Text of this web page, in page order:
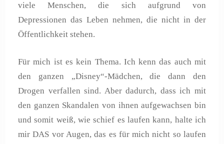
viele Menschen, die sich aufgrund von
Depressionen das Leben nehmen, die nicht in der
Öffentlichkeit stehen.
Für mich ist es kein Thema. Ich kenn das auch mit
den ganzen „Disney“-Mädchen, die dann den
Drogen verfallen sind. Aber dadurch, dass ich mit
den ganzen Skandalen von ihnen aufgewachsen bin
und somit weiß, wie schief es laufen kann, halte ich
mir DAS vor Augen, das es für mich nicht so laufen